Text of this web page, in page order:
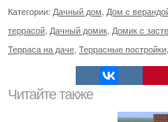
Категории: Дачный дом Дом с
террасой Дачный домик Домик с
Терраса на даче Террасные постройки
Читайте также